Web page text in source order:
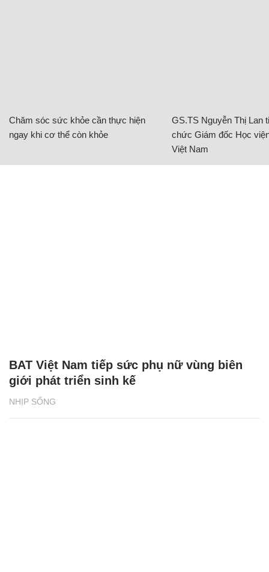
Chăm sóc sức khỏe cần thực hiện
ngay khi cơ thể còn khỏe
GS.TS Nguyễn Thị Lan
chức Giám đốc Học
Việt Nam
NHỊP SỐNG
BAT Việt Nam tiếp sức phụ nữ vùng biên
giới phát triển sinh kế